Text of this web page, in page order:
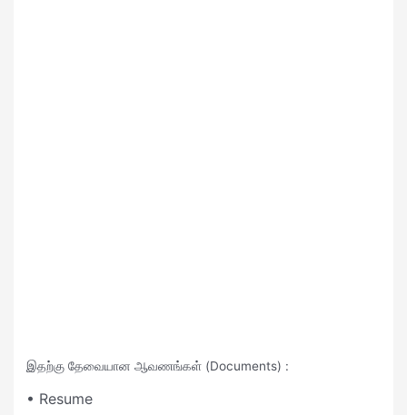
இதற்கு தேவையான ஆவணங்கள் (Documents) :
• Resume